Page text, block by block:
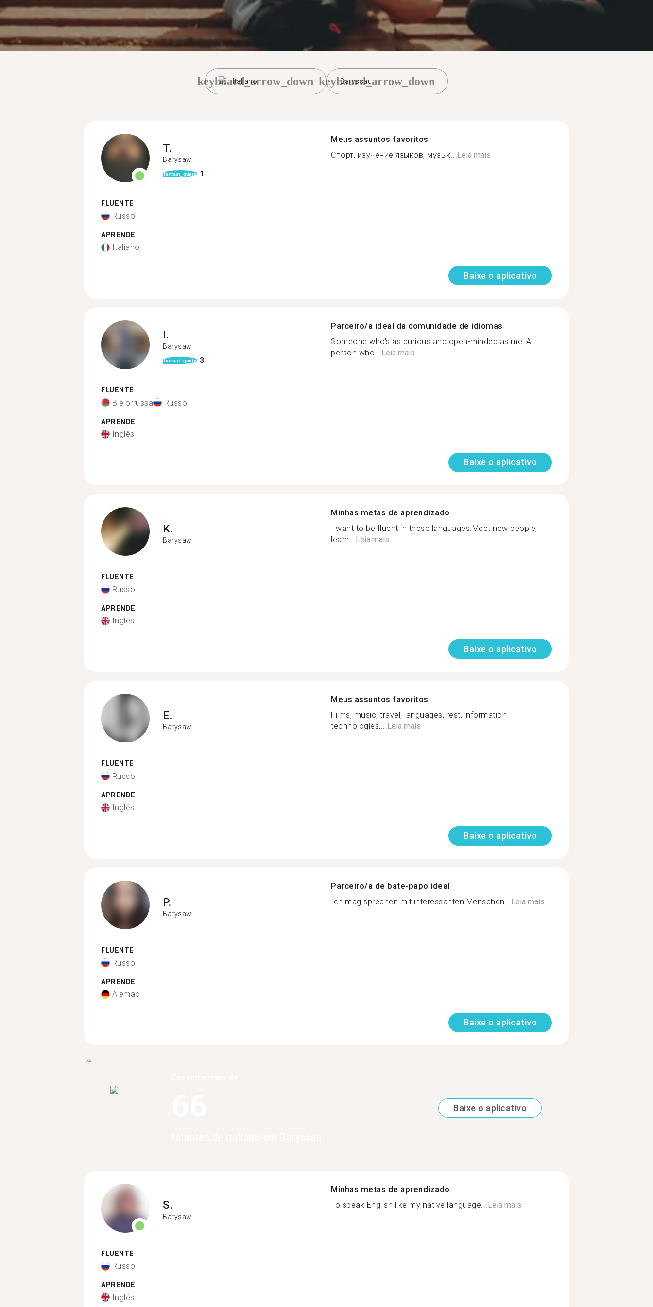
Italiano
keyboard_arrow_down Baryssau
keyboard_arrow_down
T.
Barysaw
format_quote 1
FLUENTE
Russo
APRENDE
Italiano
Meus assuntos favoritos
Спорт, изучение языков, музык...Leia mais
Baixe o aplicativo
I.
Barysaw
format_quote 3
FLUENTE
Bielorrussa Russo
APRENDE
Inglês
Parceiro/a ideal da comunidade de idiomas
Someone who's as curious and open-minded as me! A
person who...Leia mais
Baixe o aplicativo
K.
Barysaw
FLUENTE
Russo
APRENDE
Inglês
Minhas metas de aprendizado
I want to be fluent in these languages.Meet new people,
learn...Leia mais
Baixe o aplicativo
E.
Barysaw
FLUENTE
Russo
APRENDE
Inglês
Meus assuntos favoritos
Films, music, travel, languages, rest, information
technologies,...Leia mais
Baixe o aplicativo
P.
Barysaw
FLUENTE
Russo
APRENDE
Alemão
Parceiro/a de bate-papo ideal
Ich mag sprechen mit interessanten Menschen...Leia mais
Baixe o aplicativo
Baixe o aplicativo
S.
Barysaw
FLUENTE
Russo
APRENDE
Inglês
Minhas metas de aprendizado
To speak English like my native language... Leia mais